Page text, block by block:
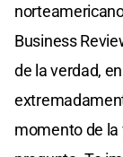
Business
de la verdad,
momento de la